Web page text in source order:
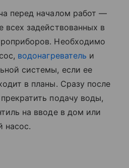
перед началом работ —
всех задействованных в
Необходимо
водонагреватель и
системы, если ее
в планы. Сразу после
подачу воды,
на вводе в дом или
насос.